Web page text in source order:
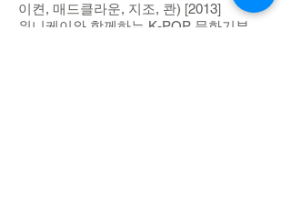
이켠, 매드클라운, 지조, 콴) [2013]
위니케이와 함께하는 K-POP 문화기부